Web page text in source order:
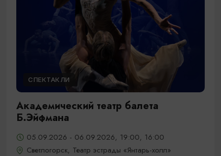
СПЕКТАКЛИ
Академический театр балета
Б.Эйфмана
05.09.2026 - 06.09.2026, 19:00, 16:00
Светлогорск, Театр эстрады «Янтарь-холл»